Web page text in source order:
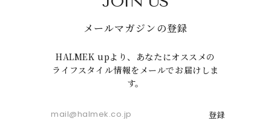
メールマガジンの登録
HALMEK upより、あなたにオススメの
ライフスタイル情報をメールでお届けしま
す。
登録